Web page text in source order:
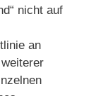
nicht auf
an